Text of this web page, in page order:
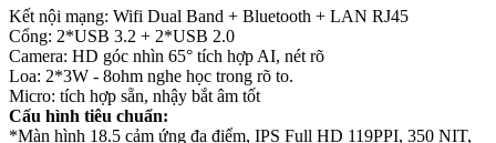
Kết nội mạng: Wifi Dual Band + Bluetooth + LAN RJ45
Cổng: 2*USB 3.2 + 2*USB 2.0
Camera: HD góc nhìn 65° tích hợp AI, nét rõ
Loa: 2*3W - 8ohm nghe học trong rõ to.
Micro: tích hợp sẵn, nhậy bắt âm tốt
Cấu hình tiêu chuẩn:
*Màn hình 18.5 cảm ứng đa điểm, IPS Full HD 119PPI, 350 NIT,